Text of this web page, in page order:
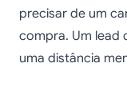
precisar de um
compra. Um lead
uma distância